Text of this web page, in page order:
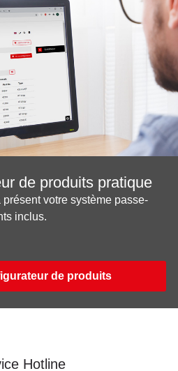
de produits pratique
votre système passe-
inclus.
de produits
Hotline